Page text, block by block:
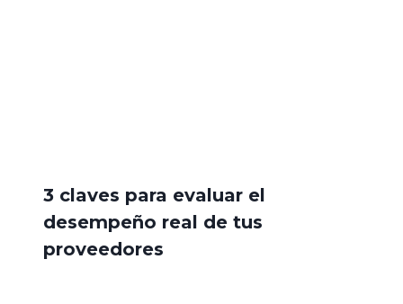
3 claves para evaluar el
desempeño real de tus
proveedores